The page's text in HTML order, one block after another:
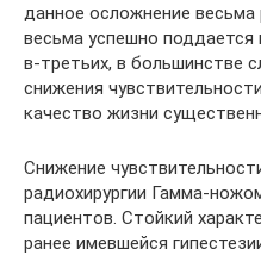
данное осложнение
весьма успешно
в-третьих, в большинстве
снижения
качество жизни
Снижение
радиохирургии Гамма-
пациентов. Стойкий
ранее имевшейся